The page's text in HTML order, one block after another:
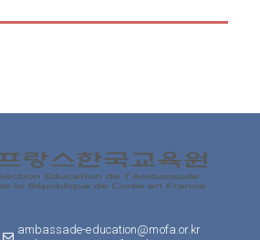
ambassade-education@mofa.or.kr